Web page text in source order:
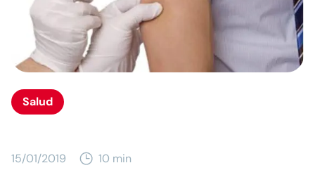
Salud
15/01/2019 10 min